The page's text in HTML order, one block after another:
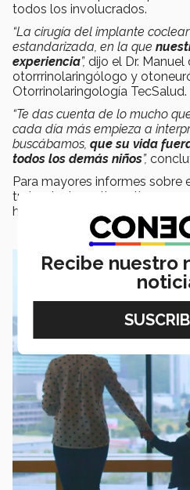
todos los involucrados.
“La cirugía del implante
estandarizada, en la que
experiencia”, dijo el Dr. Manuel
otorrrinolaringólogo y
Otorrinolaringología TecSalud.
“Te das cuenta de lo mucho
cada día más empieza a
buscábamos, que su vida
todos los demás niños”,
Para mayores informes sobre
tratamiento y alternativas para
hipoacusia severa da clic
Recibe nuestro